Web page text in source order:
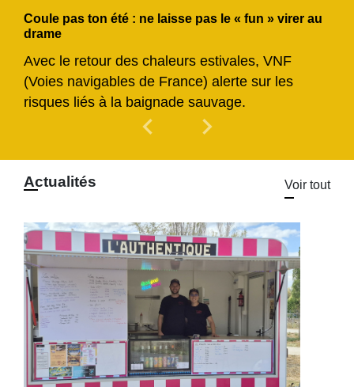
Coule pas ton été : ne laisse pas le « fun » virer au
drame
Avec le retour des chaleurs estivales, VNF
(Voies navigables de France) alerte sur les
risques liés à la baignade sauvage.
chevron_left Previous
chevron_right
Actualités Voir tout